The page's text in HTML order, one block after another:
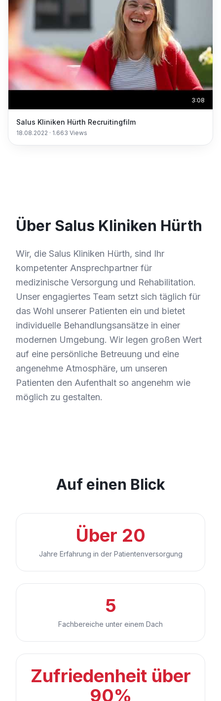
3:08
Salus Kliniken Hürth Recruitingfilm
18.08.2022 · 1.663 Views
Über Salus Kliniken Hürth
Wir, die Salus Kliniken Hürth, sind Ihr
kompetenter Ansprechpartner für
medizinische Versorgung und Rehabilitation.
Unser engagiertes Team setzt sich täglich für
das Wohl unserer Patienten ein und bietet
individuelle Behandlungsansätze in einer
modernen Umgebung. Wir legen großen Wert
auf eine persönliche Betreuung und eine
angenehme Atmosphäre, um unseren
Patienten den Aufenthalt so angenehm wie
möglich zu gestalten.
Auf einen Blick
Über 20
Jahre Erfahrung in der Patientenversorgung
5
Fachbereiche unter einem Dach
Zufriedenheit über
90%